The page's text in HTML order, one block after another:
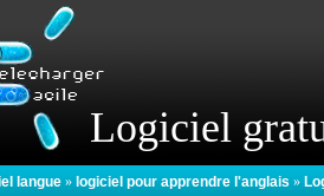
Logiciel
langue » logiciel pour apprendre l'anglais »